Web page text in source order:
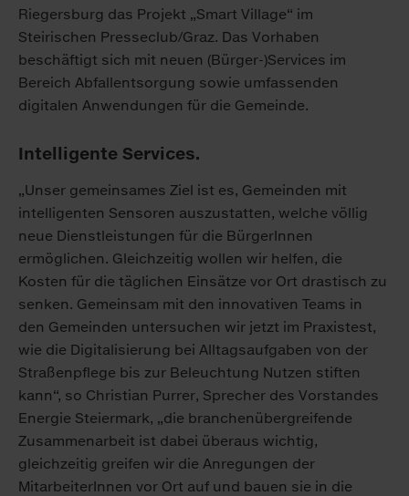
Riegersburg das Projekt „Smart Village“ im
Steirischen Presseclub/Graz. Das Vorhaben
beschäftigt sich mit neuen (Bürger-)Services im
Bereich Abfallentsorgung sowie umfassenden
digitalen Anwendungen für die Gemeinde.
Intelligente Services.
„Unser gemeinsames Ziel ist es, Gemeinden mit
intelligenten Sensoren auszustatten, welche völlig
neue Dienstleistungen für die BürgerInnen
ermöglichen. Gleichzeitig wollen wir helfen, die
Kosten für die täglichen Einsätze vor Ort drastisch zu
senken. Gemeinsam mit den innovativen Teams in
den Gemeinden untersuchen wir jetzt im Praxistest,
wie die Digitalisierung bei Alltagsaufgaben von der
Straßenpflege bis zur Beleuchtung Nutzen stiften
kann“, so Christian Purrer, Sprecher des Vorstandes
Energie Steiermark, „die branchenübergreifende
Zusammenarbeit ist dabei überaus wichtig,
gleichzeitig greifen wir die Anregungen der
MitarbeiterInnen vor Ort auf und bauen sie in die